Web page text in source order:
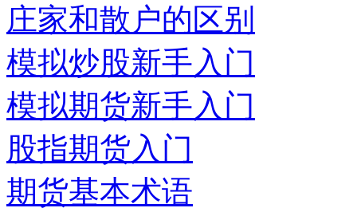
庄家和散户的区别
模拟炒股新手入门
模拟期货新手入门
股指期货入门
期货基本术语